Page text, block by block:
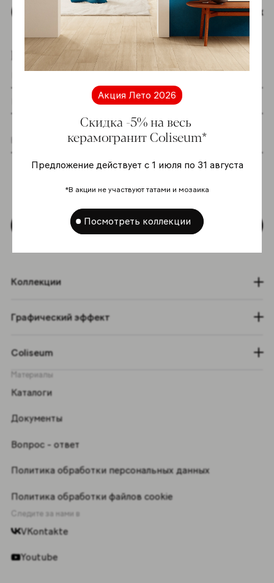
Акция Лето 2026
Скидка -5% на весь
керамогранит Coliseum*
Предложение действует с 1 июля по 31 августа
*В акции не участвуют татами и мозаика
Посмотреть коллекции
Наверх
Подпишитесь на новостную рассылку
Я даю согласие на хранение и обработку
моих персональных данных согласно
персональных данных *
Подписаться
Коллекции
Графический эффект
Coliseum
Материалы
Каталоги
Документы
Вопрос - ответ
Политика обработки персональных данных
Политика обработки файлов cookie
Следите за нами в
VKontakte
Youtube